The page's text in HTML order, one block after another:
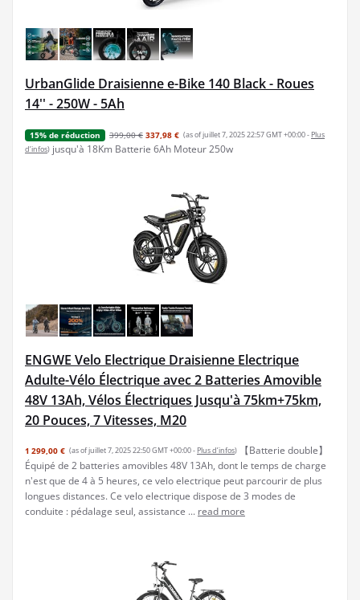
UrbanGlide Draisienne e-Bike 140 Black - Roues
14'' - 250W - 5Ah
15% de réduction 399,00 € 337,98 € (as of juillet 7, 2025 22:57 GMT +00:00 - Plus
d’infos) jusqu'à 18Km Batterie 6Ah Moteur 250w
ENGWE Velo Electrique Draisienne Electrique
Adulte-Vélo Électrique avec 2 Batteries Amovible
48V 13Ah, Vélos Électriques Jusqu'à 75km+75km,
20 Pouces, 7 Vitesses, M20
1 299,00 € (as of juillet 7, 2025 22:50 GMT +00:00 - Plus d’infos)
【Batterie double】
Équipé de 2 batteries amovibles 48V 13Ah, dont le temps de charge
n'est que de 4 à 5 heures, ce velo electrique peut parcourir de plus
longues distances. Ce velo electrique dispose de 3 modes de
conduite : pédalage seul, assistance ... read more